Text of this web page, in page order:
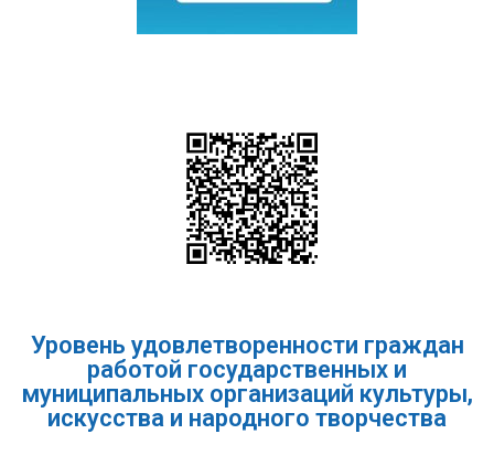
Уровень удовлетворенности граждан
работой государственных и
муниципальных организаций культуры,
искусства и народного творчества